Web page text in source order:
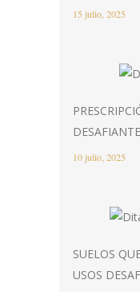
15 julio, 2025
10 julio, 2025
SUELOS
USOS